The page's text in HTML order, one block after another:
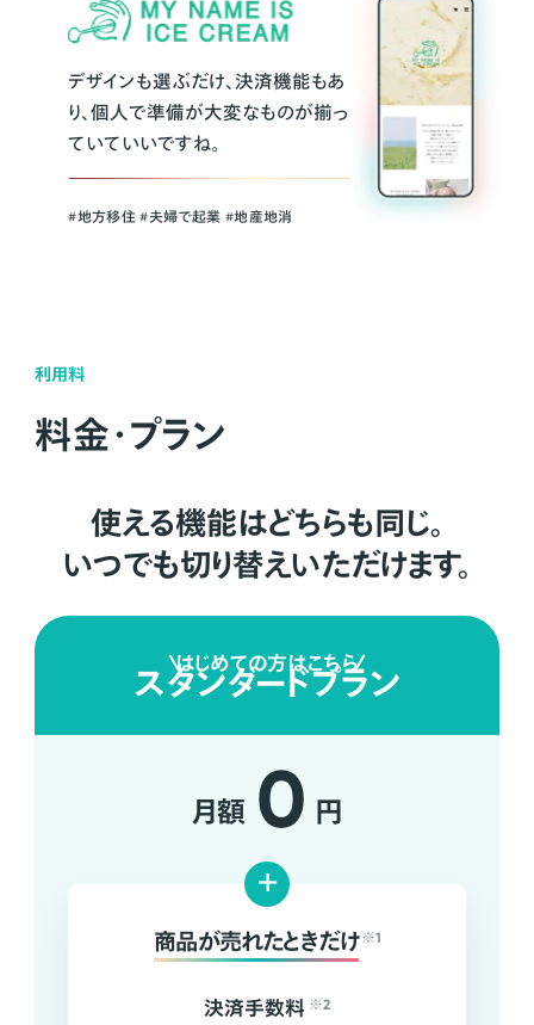
デザインも選ぶだけ、決済機能もあ
り、個人で準備が大変なものが揃っ
ていていいですね。
#地方移住 #夫婦で起業 #地産地消
利用料
料金・プラン
使える機能はどちらも同じ。
いつでも切り替えいただけます。
はじめての方はこちら
スタンダードプラン
月額 0 円
+
商品が売れたときだけ ※1
決済手数料 ※2